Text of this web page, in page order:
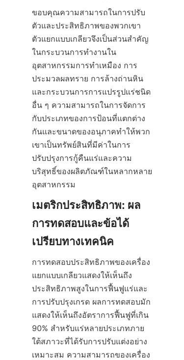
ขอบคุณความสามารถในการปรับ
ตัวและประสิทธิภาพของพวกเขา
ตัวแยกแบบเกลียวจึงเป็นส่วนสำคัญ
ในกระบวนการทำงานใน
อุตสาหกรรมการทำเหมือง การ
ประมวลผลทราย การล้างถ่านหิน
และกระบวนการการแปรรูปแร่ชนิด
อื่น ๆ ความสามารถในการจัดการ
กับประเภทของการป้อนที่แตกต่าง
กันและขนาดของอนุภาคทำให้พวก
เขาเป็นทรัพย์สินที่มีค่าในการ
ปรับปรุงการกู้คืนแร่และความ
บริสุทธิ์ของผลิตภัณฑ์ในหลากหลาย
อุตสาหกรรม
เมตริกประสิทธิภาพ: ผล
การทดสอบและข้อได้
เปรียบทางเทคนิค
การทดสอบประสิทธิภาพของเครื่อง
แยกแบบเกลียวแสดงให้เห็นถึง
ประสิทธิภาพสูงในการฟื้นฟูแร่และ
การปรับปรุงเกรด ผลการทดสอบมัก
แสดงให้เห็นถึงอัตราการฟื้นฟูที่เกิน
90% สำหรับแร่หลายประเภทภาย
ใต้สภาวะที่ได้รับการปรับแต่งอย่าง
เหมาะสม ความสามารถของเครื่อง